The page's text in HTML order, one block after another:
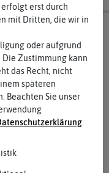
erst durch
mit Dritten, die wir in
oder aufgrund
Zustimmung kann
das Recht, nicht
späteren
Beachten Sie unser
.